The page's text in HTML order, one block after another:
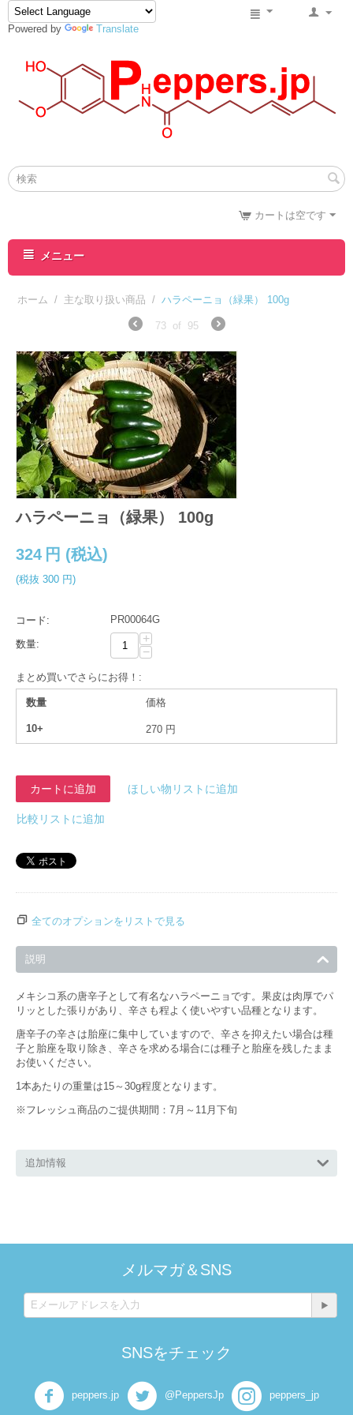
Powered by Translate
カートは空です
メニュー
ホーム / 主な取り扱い商品 / ハラペーニョ（緑果） 100g
73 of 95
ハラペーニョ（緑果） 100g
324 円 (税込)
(税抜 300 円)
コード: PR00064G
数量:
+
−
まとめ買いでさらにお得！:
数量 価格
10+ 270 円
カートに追加 ほしい物リストに追加
比較リストに追加
全てのオプションをリストで見る
説明
メキシコ系の唐辛子として有名なハラペーニョです。果皮は肉厚でパ
リッとした張りがあり、辛さも程よく使いやすい品種となります。
唐辛子の辛さは胎座に集中していますので、辛さを抑えたい場合は種
子と胎座を取り除き、辛さを求める場合には種子と胎座を残したまま
お使いください。
1本あたりの重量は15～30g程度となります。
※フレッシュ商品のご提供期間：7月～11月下旬
追加情報
メルマガ＆SNS
SNSをチェック
peppers.jp @PeppersJp peppers_jp